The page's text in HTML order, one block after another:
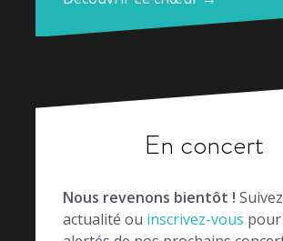
En concert
Nous revenons bientôt !
actualité ou inscrivez-vous